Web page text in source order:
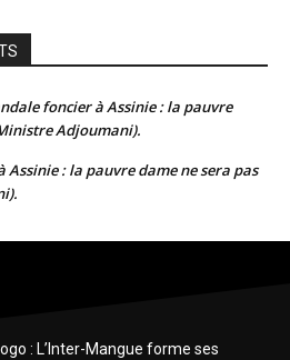
foncier à Assinie : la pauvre
Adjoumani).
Assinie : la pauvre dame ne sera pas
: L’Inter-Mangue forme ses